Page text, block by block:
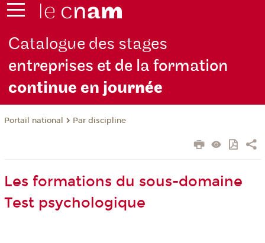
Catalogue des stages
entreprises et de la formation
continue en journée
Portail national Par discipline
Les formations du sous-domaine
Test psychologique